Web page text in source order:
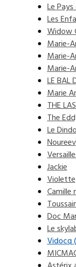
Le
Les
Widow
Marie-
Marie-
Marie-
LE BAL
Marie
THE
The
Le
Noureev
Jackie
Violette
Camille
Doc
Le
Vidocq